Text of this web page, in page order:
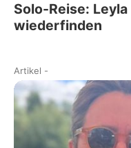
Solo-Reise:
wiederfinden
Artikel -